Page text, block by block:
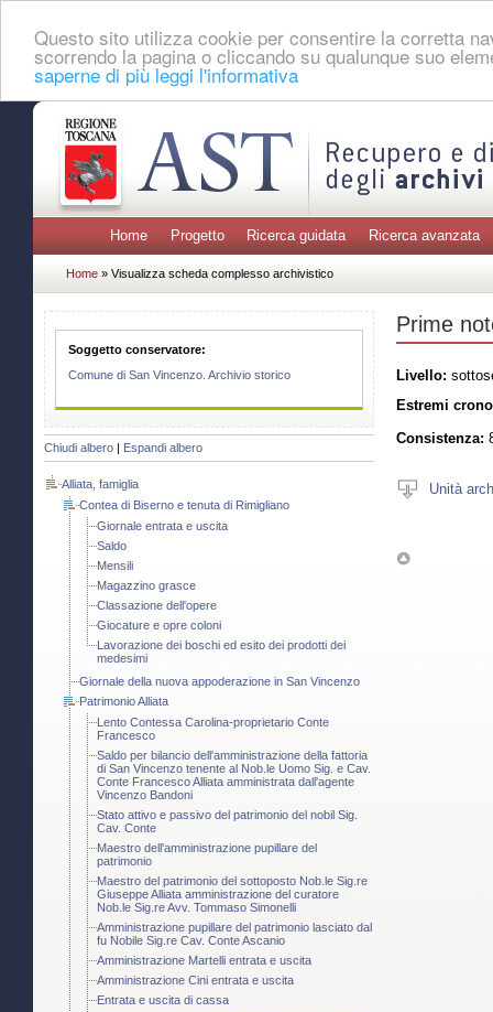
Questo sito utilizza cookie per consentire la corretta
scorrendo la pagina o cliccando su qualunque suo
saperne di più leggi l'informativa
Home Progetto Ricerca guidata Ricerca avanzata
Home » Visualizza scheda complesso archivistico
Soggetto conservatore:
Comune di San Vincenzo. Archivio storico
Chiudi albero Espandi albero
Alliata, famiglia
Contea di Biserno e tenuta di Rimigliano
Giornale entrata e uscita
Saldo
Mensili
Magazzino grasce
Classazione dell'opere
Giocature e opre coloni
Lavorazione dei boschi ed esito dei prodotti dei
medesimi
Giornale della nuova appoderazione in San Vincenzo
Patrimonio Alliata
Lento Contessa Carolina-proprietario Conte
Francesco
Saldo per bilancio dell'amministrazione della fattoria
di San Vincenzo tenente al Nob.le Uomo Sig. e Cav.
Conte Francesco Alliata amministrata dall'agente
Vincenzo Bandoni
Stato attivo e passivo del patrimonio del nobil Sig.
Cav. Conte
Maestro dell'amministrazione pupillare del
patrimonio
Maestro del patrimonio del sottoposto Nob.le Sig.re
Giuseppe Alliata amministrazione del curatore
Nob.le Sig.re Avv. Tommaso Simonelli
Amministrazione pupillare del patrimonio lasciato dal
fu Nobile Sig.re Cav. Conte Ascanio
Amministrazione Martelli entrata e uscita
Amministrazione Cini entrata e uscita
Entrata e uscita di cassa
Prime
Livello:
Estremi
Consistenza:
Unità